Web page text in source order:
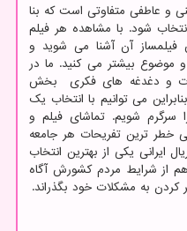
و عاطفی متفاوتی است که بنا
شود. با مشاهده هر فیلم
آن آشنا می شوید و
موضوع بیشتر می کنید. ما در
و دغدغه های فکری بخش
می توانیم با انتخاب یک
سرگرم شویم. تماشای فیلم و
خطر ترین تفریحات هر جامعه
ایرانی یکی از بهترین انتخاب
از شرایط مردم کشورش آگاه
به مشکلات خود بگذراند.